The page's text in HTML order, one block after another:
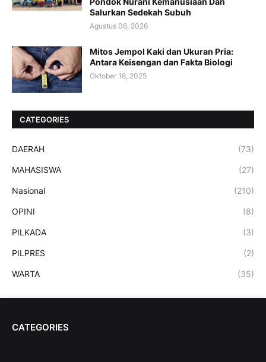
Salurkan Sedekah Subuh
Agustus 06, 2026
Mitos Jempol Kaki dan Ukuran Pria:
Antara Keisengan dan Fakta Biologi
Oktober 18, 2025
CATEGORIES
DAERAH (73)
MAHASISWA (27)
Nasional (210)
OPINI (8)
PILKADA (3)
PILPRES (2)
WARTA (35)
CATEGORIES